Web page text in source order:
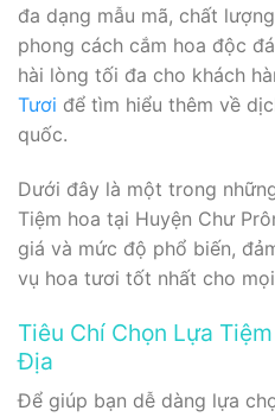
đa dạng mẫu mã, chất
phong cách cắm hoa độc
hài lòng tối đa cho khách
Tươi để tìm hiểu thêm về
quốc.
Dưới đây là một trong
Tiệm hoa tại Huyện Chư
giá và mức độ phổ biến,
vụ hoa tươi tốt nhất cho
Tiêu Chí Chọn Lựa
Địa
Để giúp bạn dễ dàng lựa